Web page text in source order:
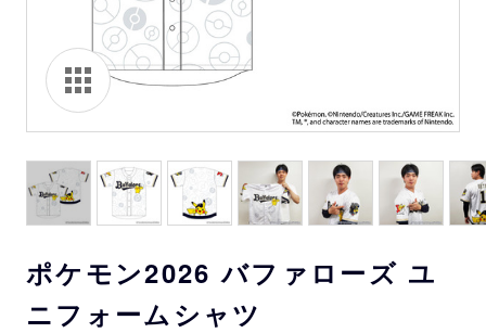
ポケモン2026 バファローズ ユ
ニフォームシャツ